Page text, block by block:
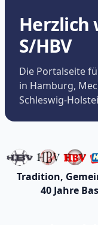
Herzlich
S/HBV
Die Portalseite
in Hamburg,
Schleswig-
Tradition,
40 Jahre